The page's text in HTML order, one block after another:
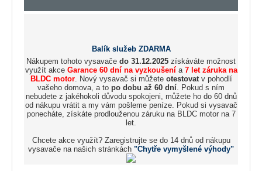
Balík služeb ZDARMA
Nákupem tohoto vysavače do 31.12.2025 získáváte možnost
využít akce Garance 60 dní na vyzkoušenía 7 let záruka na
BLDC motor. Nový vysavač si můžete otestovatv pohodlí
vašeho domova, a to po dobu až 60 dní. Pokud s ním
nebudete z jakéhokoli důvodu spokojeni, můžete ho do 60 dnů
od nákupu vrátit a my vám pošleme peníze. Pokud si vysavač
ponecháte, získáte prodlouženou záruku na BLDC motor na 7
let.
Chcete akce využít? Zaregistrujte se do 14 dnů od nákupu
vysavače na našich stránkách "Chytře vymyšlené výhody"